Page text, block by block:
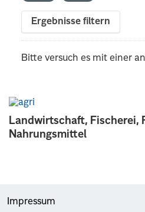
Landwirtschaft, Fischerei,
Nahrungsmittel
Ergebnisse filtern
Bitte versuch es mit einer
Impressum